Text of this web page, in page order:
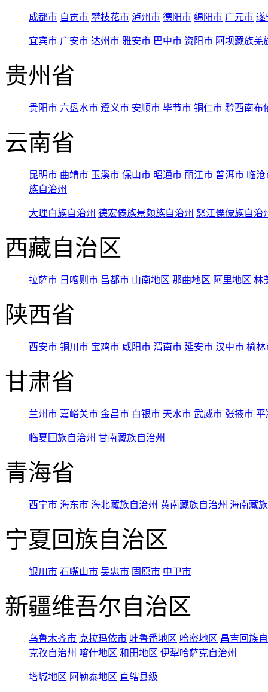
成都市 自贡市 攀枝花市 泸州市 德阳市 绵阳市 广元市 遂
宜宾市 广安市 达州市 雅安市 巴中市 资阳市 阿坝藏族羌
贵州省
贵阳市 六盘水市 遵义市 安顺市 毕节市 铜仁市 黔西南布
云南省
昆明市 曲靖市 玉溪市 保山市 昭通市 丽江市 普洱市 临
族自治州
大理白族自治州 德宏傣族景颇族自治州 怒江傈僳族自治
西藏自治区
拉萨市 日喀则市 昌都市 山南地区 那曲地区 阿里地区 林
陕西省
西安市 铜川市 宝鸡市 咸阳市 渭南市 延安市 汉中市 榆林
甘肃省
兰州市 嘉峪关市 金昌市 白银市 天水市 武威市 张掖市 平
临夏回族自治州 甘南藏族自治州
青海省
西宁市 海东市 海北藏族自治州 黄南藏族自治州 海南藏
宁夏回族自治区
银川市 石嘴山市 吴忠市 固原市 中卫市
新疆维吾尔自治区
乌鲁木齐市 克拉玛依市 吐鲁番地区 哈密地区 昌吉回族
克孜自治州 喀什地区 和田地区 伊犁哈萨克自治州
塔城地区 阿勒泰地区 直辖县级